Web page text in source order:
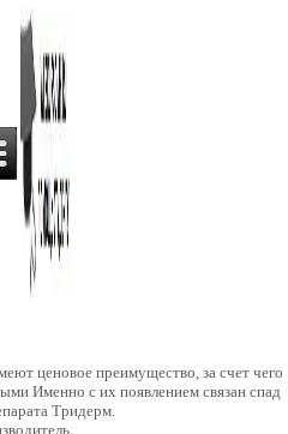
ценовое преимущество, за счет чего
Именно с их появлением связан спад
Тридерм.